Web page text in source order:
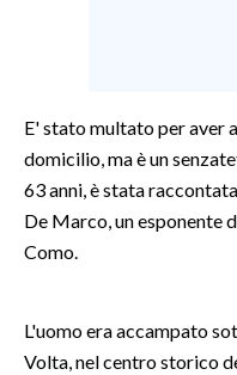
SPETTACOLI
GOSSIP
SARDEGNA TURISMO
E' stato multato per aver
domicilio, ma è un
63 anni, è stata
De Marco, un esponente
Como.
L'uomo era accampato
Volta, nel centro storico